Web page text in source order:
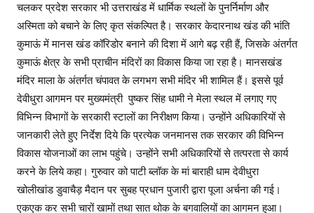
चलकर प्रदेश सरकार भी उत्तराखंड में धार्मिक स्थलों के पुनर्निर्माण और
अस्मिता को बचाने के लिए कृत संकल्पित है। सरकार केदारनाथ खंड की भांति
कुमाऊं में मानस खंड कॉरिडोर बनाने की दिशा में आगे बढ़ रही हैं, जिसके अंतर्गत
कुमाऊं क्षेत्र के सभी प्राचीन मंदिरों का विकास किया जा रहा है। मानसखंड
मंदिर माला के अंतर्गत चंपावत के लगभग सभी मंदिर भी शामिल हैं। इससे पूर्व
देवीधुरा आगमन पर मुख्यमंत्री पुष्कर सिंह धामी ने मेला स्थल में लगाए गए
विभिन्न विभागों के सरकारी स्टालों का निरीक्षण किया। उन्होंने अधिकारियों से
जानकारी लेते हुए निर्देश दिये कि प्रत्येक जनमानस तक सरकार की विभिन्न
विकास योजनाओं का लाभ पहुंचे। उन्होंने सभी अधिकारियों से तत्परता से कार्य
करने के लिये कहा। गुरुवार को पाटी ब्लॉक के मां बाराही धाम देवीधुरा
खोलीखांड डुवाचैड़ मैदान पर सुबह प्रधान पुजारी द्वारा पूजा अर्चना की गई।
एकएक कर सभी चारों खामों तथा सात थोक के बगवालियों का आगमन हुआ।